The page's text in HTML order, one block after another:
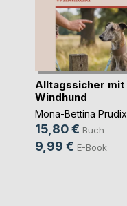
Alltagssicher mit
Windhund
Mona-Bettina Prudix
15,80 € Buch
9,99 € E-Book